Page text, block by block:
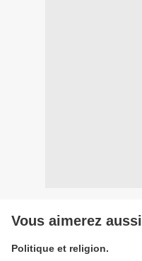
Vous aimerez aussi
Politique et religion.